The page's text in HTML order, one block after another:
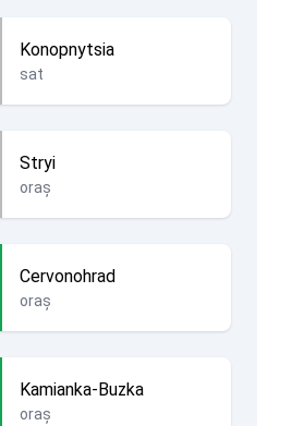
Konopnytsia
sat
Stryi
oraș
Cervonohrad
oraș
Kamianka-Buzka
oraș